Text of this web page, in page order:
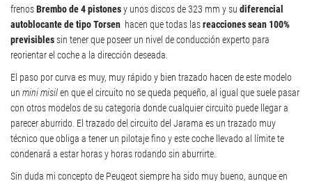
frenosBrembo de 4 pistonesy unos discos de 323 mm y su diferencial
autoblocante de tipo Torsen hacen que todas lasreacciones sean 100%
previsiblessin tener que poseer un nivel de conducción experto para
reorientar el coche a la dirección deseada.
El paso por curva es muy, muy rápido y bien trazado hacen de este modelo
un mini misilen que el circuito no se queda pequeño, al igual que suele pasar
con otros modelos de su categoria donde cualquier circuito puede llegar a
parecer aburrido. El trazado del circuito del Jarama es un trazado muy
técnico que obliga a tener un pilotaje fino y este coche llevado al límite te
condenará a estar horas y horas rodando sin aburrirte.
Sin duda mi concepto de Peugeot siempre ha sido muy bueno, aunque en